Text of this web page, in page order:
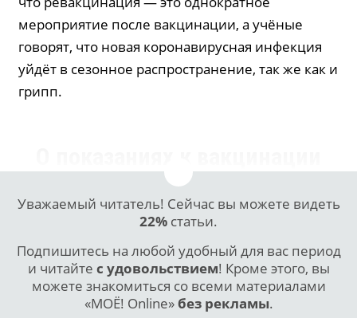
мероприятие после вакцинации, а учёные
говорят, что новая коронавирусная инфекция
уйдёт в сезонное распространение, так же как и
грипп.
Уважаемый читатель! Сейчас вы можете видеть
22% статьи.
Подпишитесь на любой удобный для вас период
и читайте с удовольствием! Кроме этого, вы
можете знакомиться со всеми материалами
«МОЁ! Online»без рекламы.